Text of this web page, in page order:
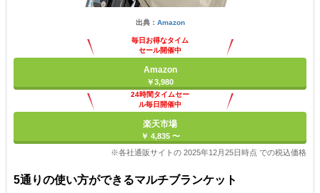
出典： Amazon
毎日お得なタイム
セール開催中
Amazon
￥3,980
24時間タイムセー
ル毎日開催中
楽天市場
￥ 4,835 〜
※各社通販サイトの 2025年12月25日時点 での税込価格
5通りの使い方ができるマルチブランケット